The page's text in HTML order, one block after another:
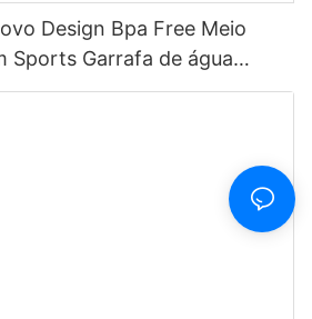
Design Bpa Free Meio
Sports Garrafa de água
transparente com